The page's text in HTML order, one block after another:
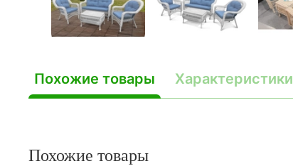
Похожие товары Характеристики
Похожие товары